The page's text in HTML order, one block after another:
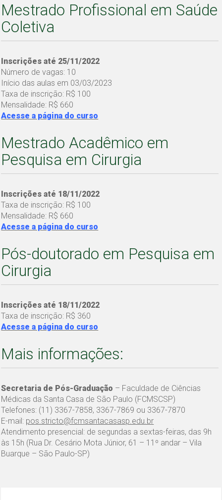
Mestrado Profissional em Saúde
Coletiva
Inscrições até 25/11/2022
Número de vagas: 10
Início das aulas em 03/03/2023
Taxa de inscrição: R$ 100
Mensalidade: R$ 660
Acesse a página do curso
Mestrado Acadêmico em
Pesquisa em Cirurgia
Inscrições até 18/11/2022
Taxa de inscrição: R$ 100
Mensalidade: R$ 660
Acesse a página do curso
Pós-doutorado em Pesquisa em
Cirurgia
Inscrições até 18/11/2022
Taxa de inscrição: R$ 360
Acesse a página do curso
Mais informações:
Secretaria de Pós-Graduação – Faculdade de Ciências
Médicas da Santa Casa de São Paulo (FCMSCSP)
Telefones: (11) 3367-7858, 3367-7869 ou 3367-7870
E-mail: pos.stricto@fcmsantacasasp.edu.br
Atendimento presencial: de segundas a sextas-feiras, das 9h
às 15h (Rua Dr. Cesário Mota Júnior, 61 – 11º andar – Vila
Buarque – São Paulo-SP)